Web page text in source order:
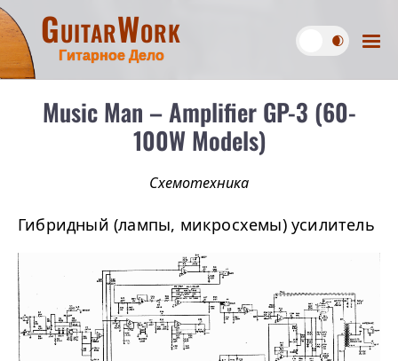
GuitarWork
Гитарное Дело
Music Man – Amplifier GP-3 (60-
100W Models)
Схемотехника
Гибридный (лампы, микросхемы) усилитель